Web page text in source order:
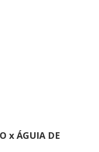
x ÁGUIA DE